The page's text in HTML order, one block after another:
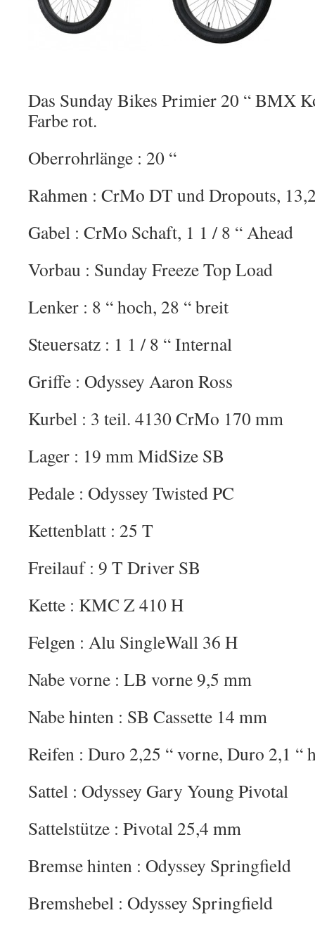
Das Sunday Bikes Primier 20 “ BMX
Farbe rot.
Oberrohrlänge : 20 “
Rahmen : CrMo DT und Dropouts,
Gabel : CrMo Schaft, 1 1 / 8 “ Ahead
Vorbau : Sunday Freeze Top Load
Lenker : 8 “ hoch, 28 “ breit
Steuersatz : 1 1 / 8 “ Internal
Griffe : Odyssey Aaron Ross
Kurbel : 3 teil. 4130 CrMo 170 mm
Lager : 19 mm MidSize SB
Pedale : Odyssey Twisted PC
Kettenblatt : 25 T
Freilauf : 9 T Driver SB
Kette : KMC Z 410 H
Felgen : Alu SingleWall 36 H
Nabe vorne : LB vorne 9,5 mm
Nabe hinten : SB Cassette 14 mm
Reifen : Duro 2,25 “ vorne, Duro 2,1 “
Sattel : Odyssey Gary Young Pivotal
Sattelstütze : Pivotal 25,4 mm
Bremse hinten : Odyssey Springfield
Bremshebel : Odyssey Springfield